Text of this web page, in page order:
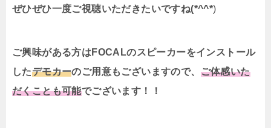
ぜひぜひ一度ご視聴いただきたいですね(*^^*)
ご興味がある方はFOCALのスピーカーをインストール
したデモカーのご用意もございますので、 ご体感いた
だくことも可能でございます！！